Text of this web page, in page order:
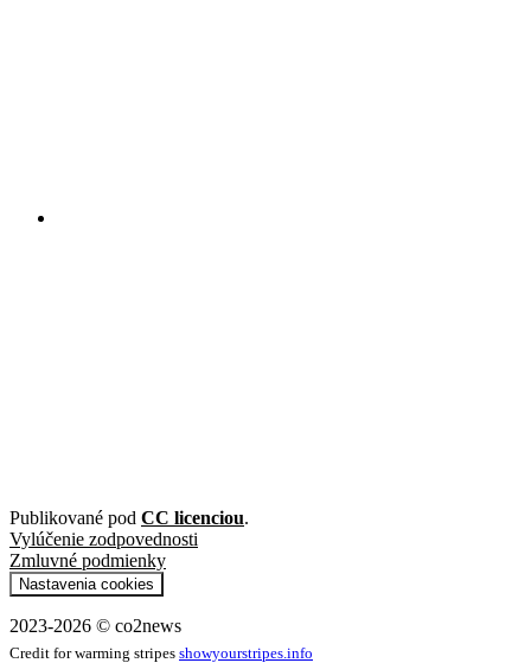
Publikované pod CC licenciou.
Vylúčenie zodpovednosti
Zmluvné podmienky
Nastavenia cookies
2023-2026 © co2news
Credit for warming stripes showyourstripes.info